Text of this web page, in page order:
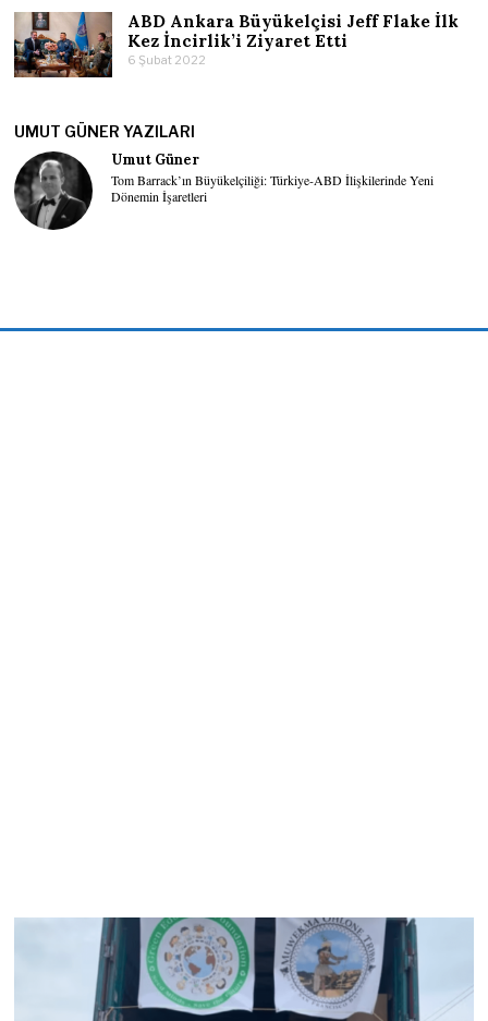
ABD Ankara Büyükelçisi Jeff Flake İlk
Kez İncirlik’i Ziyaret Etti
6 Şubat 2022
UMUT GÜNER YAZILARI
Umut Güner
Tom Barrack’ın Büyükelçiliği: Türkiye-ABD İlişkilerinde Yeni
Dönemin İşaretleri